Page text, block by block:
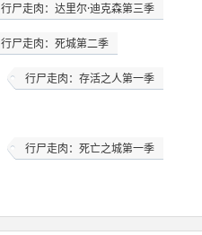
行尸走肉：达里尔·迪克森第三季
行尸走肉：死城第二季
行尸走肉：存活之人第一季
行尸走肉：死亡之城第一季